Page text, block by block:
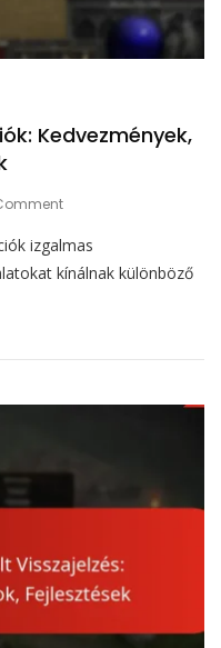
Kedvezmények,
On
Ark
Eseménybolt
izgalmas
kínálnak különböző